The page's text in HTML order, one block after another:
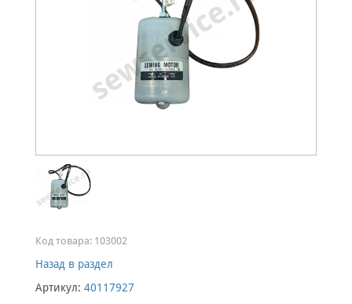
Код товара: 103002
Назад в раздел
Артикул: 40117927